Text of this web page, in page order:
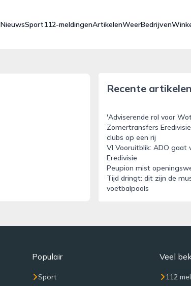
NieuwsSport112-meldingenArtikelenWeerBedrijven
Recente artikelen
'Adviserende rol voor
Zomertransfers
clubs op een rij
VI Vooruitblik: ADO gaat
Eredivisie
Peupion mist
Tijd dringt: dit zijn de
voetbalpools
Populair
Sport
Veel
112